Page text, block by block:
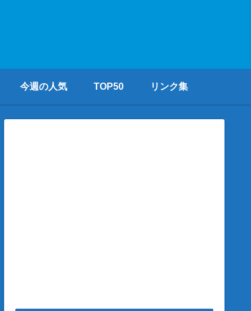
今週の人気 TOP50 リンク集